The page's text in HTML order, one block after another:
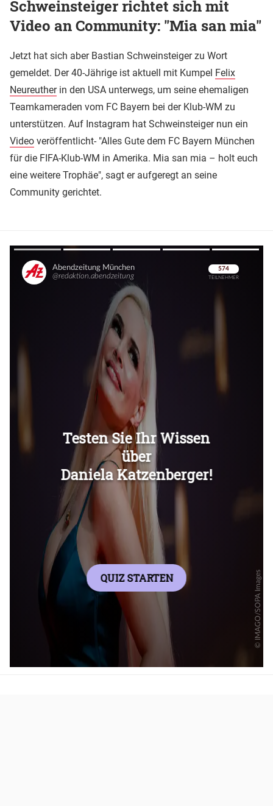
Schweinsteiger richtet sich mit
Video an Community: "Mia san mia"
Jetzt hat sich aber Bastian Schweinsteiger zu Wort
gemeldet. Der 40-Jährige ist aktuell mit Kumpel Felix
Neureutherin den USA unterwegs, um seine ehemaligen
Teamkameraden vom FC Bayern bei der Klub-WM zu
unterstützen. Auf Instagram hat Schweinsteiger nun ein
Video veröffentlicht- "Alles Gute dem FC Bayern München
für die FIFA-Klub-WM in Amerika. Mia san mia – holt euch
eine weitere Trophäe", sagt er aufgeregt an seine
Community gerichtet.
Überspringen